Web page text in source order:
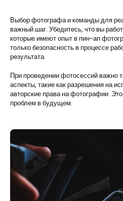
Выбор фотографа и команды для
важный шаг. Убедитесь, что вы
которые имеют опыт в пин-ап
только безопасность в процессе
результата.
При проведении фотосессий важно
аспекты, такие как разрешения на
авторские права на фотографии.
проблем в будущем.